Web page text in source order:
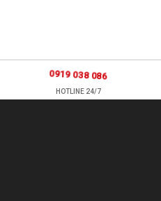
0919 038 086
HOTLINE 24/7